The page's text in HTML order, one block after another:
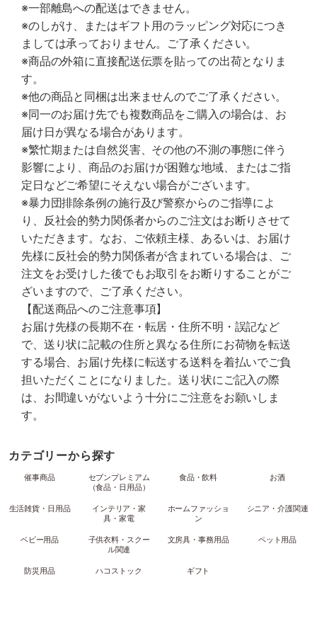
※一部離島への配送はできません。
※のしがけ、またはギフト用のラッピング対応につき
ましては承っておりません。ご了承ください。
※商品の外箱に直接配送伝票を貼っての出荷となりま
す。
※他の商品と同梱は出来ませんのでご了承ください。
※同一のお届け先でも複数商品をご購入の場合は、お
届け日が異なる場合があります。
※繁忙期または自然災害、その他の不測の事態に伴う
影響により、商品のお届けが困難な地域、またはご指
定日などご希望にそえない場合がございます。
※暴力団排除条例の施行及び警察からのご指導によ
り、反社会的勢力関係者からのご注文はお断りさせて
いただきます。なお、ご依頼主様、あるいは、お届け
先様に反社会的勢力関係者が含まれている場合は、ご
注文をお受けした後でもお取引をお断りすることがご
ざいますので、ご了承ください。
【配送商品へのご注意事項】
お届け先様の長期不在・転居・住所不明・誤記など
で、送り状に記載の住所と異なる住所にお荷物を転送
する場合、お届け先様に転送する送料を着払いでご負
担いただくことになりました。送り状にご記入の際
は、お間違いがないよう十分にご注意をお願いしま
す。
カテゴリーから探す
催事商品
セブンプレミアム
（食品・日用品）
食品・飲料 お酒
生活雑貨・日用品
インテリア・家
具・家電
ホームファッショ
ン
シニア・介護関連
ベビー用品
子供衣料・スクー
ル関連
文房具・事務用品 ペット用品
防災用品 ハコストック ギフト